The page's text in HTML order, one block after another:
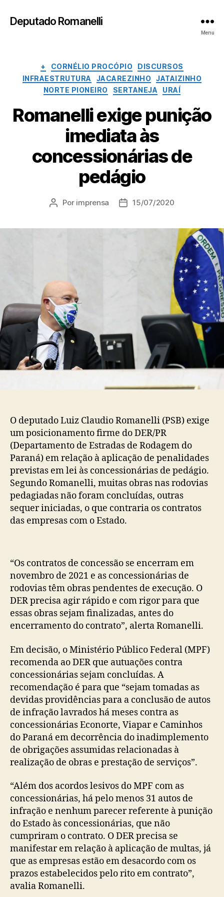
Deputado Romanelli
Menu
Categorias
+ CORNÉLIO PROCÓPIO
DISCURSOS
INFRAESTRUTURA
JACAREZINHO
JATAIZINHO
NORTE PIONEIRO
SERTANEJA URAÍ
Romanelli exige punição
imediata às
concessionárias de
pedágio
Autor
Por imprensa
Data15/07/2020
O deputado Luiz Claudio Romanelli (PSB) exige
um posicionamento firme do DER/PR
(Departamento de Estradas de Rodagem do
Paraná) em relação à aplicação de penalidades
previstas em lei às concessionárias de pedágio.
Segundo Romanelli, muitas obras nas rodovias
pedagiadas não foram concluídas, outras
sequer iniciadas, o que contraria os contratos
das empresas com o Estado.
“Os contratos de concessão se encerram em
novembro de 2021 e as concessionárias de
rodovias têm obras pendentes de execução. O
DER precisa agir rápido e com rigor para que
essas obras sejam finalizadas, antes do
encerramento do contrato”, alerta Romanelli.
Em decisão, o Ministério Público Federal (MPF)
recomenda ao DER que autuações contra
concessionárias sejam concluídas. A
recomendação é para que “sejam tomadas as
devidas providências para a conclusão de autos
de infração lavrados há meses contra as
concessionárias Econorte, Viapar e Caminhos
do Paraná em decorrência do inadimplemento
de obrigações assumidas relacionadas à
realização de obras e prestação de serviços”.
“Além dos acordos lesivos do MPF com as
concessionárias, há pelo menos 31 autos de
infração e nenhum parecer referente à punição
do Estado às concessionárias, que não
cumpriram o contrato. O DER precisa se
manifestar em relação à aplicação de multas, já
que as empresas estão em desacordo com os
prazos estabelecidos pelo rito em contrato”,
avalia Romanelli.